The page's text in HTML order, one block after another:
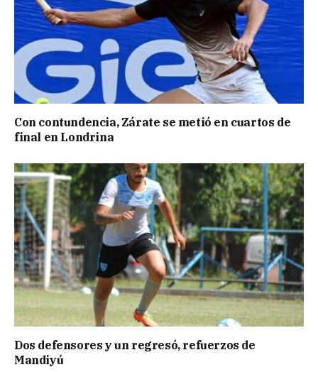
Con contundencia, Zárate se metió en cuartos de
final en Londrina
Dos defensores y un regresó, refuerzos de
Mandiyú